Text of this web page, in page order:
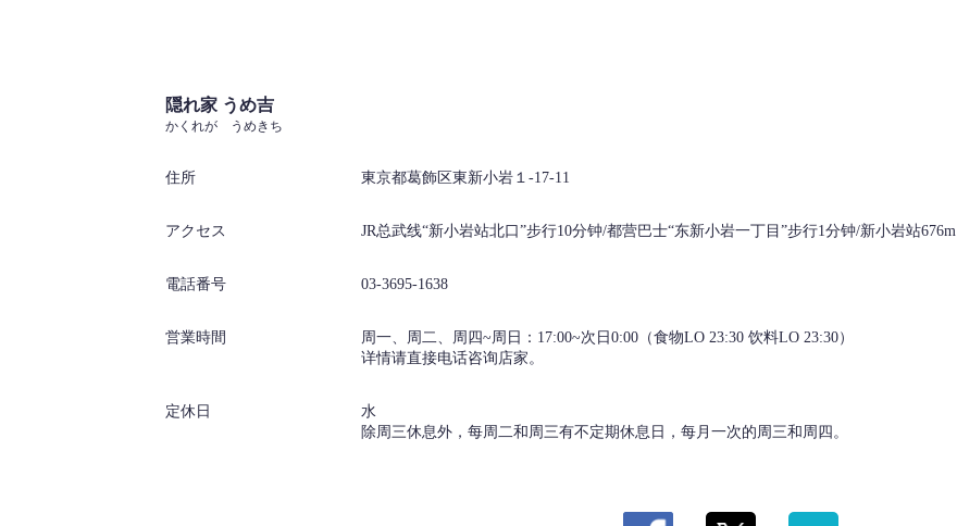
隠れ家 うめ吉
かくれが うめきち
住所 東京都葛飾区東新小岩１-17-11
アクセス JR总武线“新小岩站北口”步行10分钟/都营巴士“东新小岩一丁目”步行1分钟/新小岩站676m
電話番号 03-3695-1638
営業時間
周一、周二、周四~周日：17:00~次日0:00（食物LO 23:30 饮料LO 23:30）
详情请直接电话咨询店家。
定休日
水
除周三休息外，每周二和周三有不定期休息日，每月一次的周三和周四。